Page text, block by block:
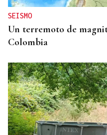
SEISMO
Un terremoto de
Colombia